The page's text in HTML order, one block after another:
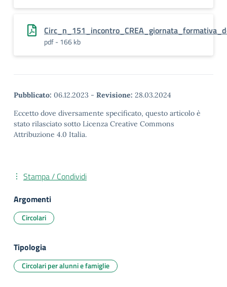
pdf - 166 kb
Pubblicato: 06.12.2023 - Revisione: 28.03.2024
Eccetto dove diversamente specificato, questo articolo è
stato rilasciato sotto Licenza Creative Commons
Attribuzione 4.0 Italia.
Stampa / Condividi
Argomenti
Circolari
Tipologia
Circolari per alunni e famiglie